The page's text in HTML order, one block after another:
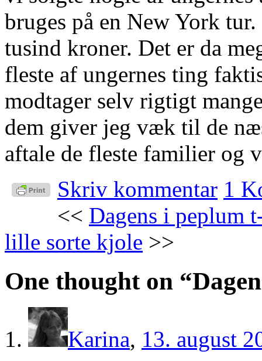
bruges på en New York
tusind kroner. Det er da
fleste af ungernes ting
modtager selv rigtigt
dem giver jeg væk til de
aftale de fleste familier og
Skriv kommentar 1
<< Dagens i peplum
lille sorte kjole >>
One thought on “
Karina, 13. august